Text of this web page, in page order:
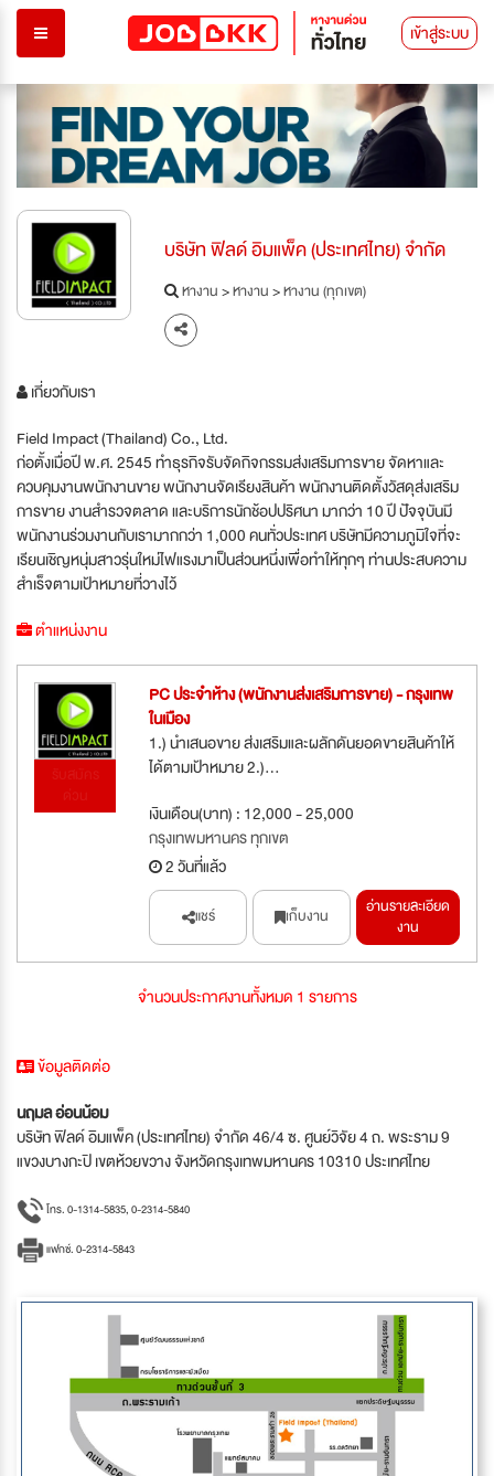
เข้าสู่ระบบ
บริษัท ฟิลด์ อิมแพ็ค (ประเทศไทย) จำกัด
หางาน>หางาน>หางาน (ทุกเขต)
เกี่ยวกับเรา
Field Impact (Thailand) Co., Ltd.
ก่อตั้งเมื่อปี พ.ศ. 2545 ทำธุรกิจรับจัดกิจกรรมส่งเสริมการขาย จัดหาและ
ควบคุมงานพนักงานขาย พนักงานจัดเรียงสินค้า พนักงานติดตั้งวัสดุส่งเสริม
การขาย งานสำรวจตลาด และบริการนักช้อปปริศนา มากว่า 10 ปี ปัจจุบันมี
พนักงานร่วมงานกับเรามากกว่า 1,000 คนทั่วประเทศ บริษัทมีความภูมิใจที่จะ
เรียนเชิญหนุ่มสาวรุ่นใหม่ไฟแรงมาเป็นส่วนหนึ่งเพื่อทำให้ทุกๆ ท่านประสบความ
สำเร็จตามเป้าหมายที่วางไว้
ตำแหน่งงาน
PC ประจำห้าง (พนักงานส่งเสริมการขาย) - กรุงเทพ
ในเมือง
1.) นำเสนอขาย ส่งเสริมและผลักดันยอดขายสินค้าให้
ได้ตามเป้าหมาย 2.)...
เงินเดือน(บาท) : 12,000 - 25,000
กรุงเทพมหานคร ทุกเขต
2 วันที่แล้ว
แชร์ เก็บงาน
อ่านรายละเอียด
งาน
จำนวนประกาศงานทั้งหมด 1 รายการ
ข้อมูลติดต่อ
นฤมล อ่อนน้อม
บริษัท ฟิลด์ อิมแพ็ค (ประเทศไทย) จำกัด 46/4 ซ. ศูนย์วิจัย 4 ถ. พระราม 9
แขวงบางกะปิ เขตห้วยขวาง จังหวัดกรุงเทพมหานคร 10310 ประเทศไทย
โทร. 0-1314-5835, 0-2314-5840
แฟกซ์. 0-2314-5843